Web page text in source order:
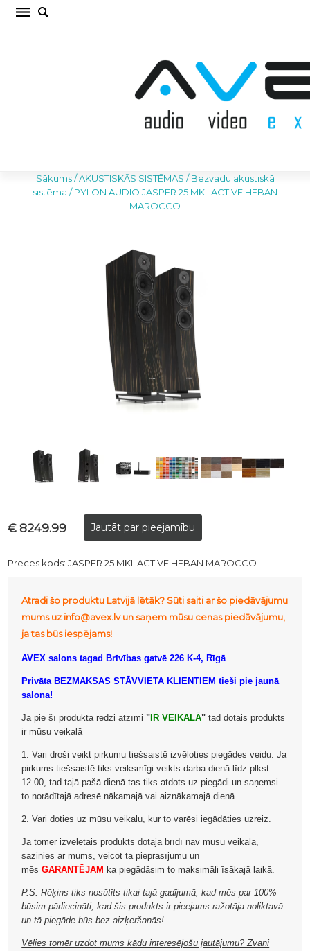
PYLON AUDIO JASPER 25 MKII ACTIVE HEBAN
Sākums/AKUSTISKĀS SISTĒMAS /Bezvadu akustiskā
sistēma /PYLON AUDIO JASPER 25 MKII ACTIVE HEBAN
MAROCCO
€ 8249.99
Preces kods:JASPER 25 MKII ACTIVE HEBAN MAROCCO
Atradi šo produktu Latvijā lētāk? Sūti saiti ar šo piedāvājumu
mums uz info@avex.lv un saņem mūsu cenas piedāvājumu,
ja tas būs iespējams!
AVEX salons tagad Brīvības gatvē 226 K-4, Rīgā
Privāta BEZMAKSAS STĀVVIETA KLIENTIEM tieši pie jaunā
salona!
Ja pie šī produkta redzi atzīmi " IR VEIKALĀ" tad dotais produkts
ir mūsu veikalā
1. Vari droši veikt pirkumu tiešsaistē izvēloties piegādes veidu. Ja
pirkums tiešsaistē tiks veiksmīgi veikts darba dienā līdz plkst.
12.00, tad tajā pašā dienā tas tiks atdots uz piegādi un saņemsi
to norādītajā adresē nākamajā vai aiznākamajā dienā
2. Vari doties uz mūsu veikalu, kur to varēsi iegādāties uzreiz.
Ja tomēr izvēlētais produkts dotajā brīdī nav mūsu veikalā,
sazinies ar mums, veicot tā pieprasījumu un
mēsGARANTĒJAM ka piegādāsim to maksimāli īsākajā laikā.
P.S. Rēķins tiks nosūtīts tikai tajā gadījumā, kad mēs par 100%
būsim pārliecināti, kad šis produkts ir pieejams ražotāja noliktavā
un tā piegāde būs bez aizķeršanās!
Vēlies tomēr uzdot mums kādu interesējošu jautājumu? Zvani